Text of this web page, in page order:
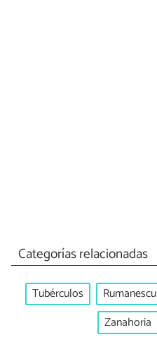
Categorías relacionadas
Tubérculos Rumanescu
Zanahoria